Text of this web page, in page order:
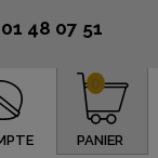
01 48 07 51
PANIER
0